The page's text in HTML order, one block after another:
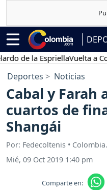
la EspriellaVuelta a
Deportes Noticias
Cabal y Farah
cuartos de
Shangái
Por: Fedecoltenis •
Mié, 09 Oct 2019 1:40 pm
Comparte en: